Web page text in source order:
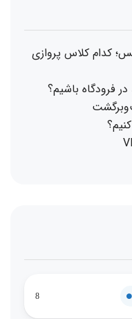
کدام کلاس پروازی
فرودگاه باشیم؟
8